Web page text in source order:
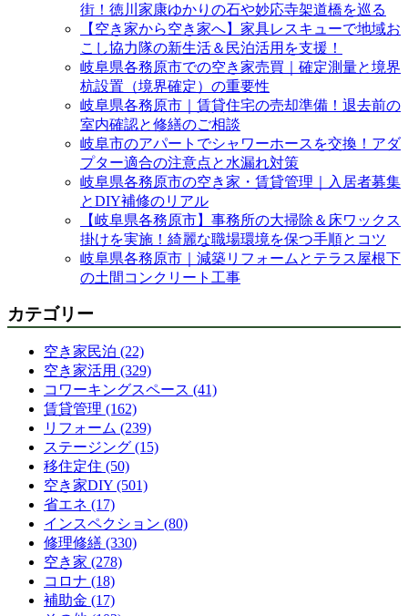
街！徳川家康ゆかりの石や妙応寺架道橋を巡る
【空き家から空き家へ】家具レスキューで地域お
こし協力隊の新生活＆民泊活用を支援！
岐阜県各務原市での空き家売買｜確定測量と境界
杭設置（境界確定）の重要性
岐阜県各務原市｜賃貸住宅の売却準備！退去前の
室内確認と修繕のご相談
岐阜市のアパートでシャワーホースを交換！アダ
プター適合の注意点と水漏れ対策
岐阜県各務原市の空き家・賃貸管理｜入居者募集
とDIY補修のリアル
【岐阜県各務原市】事務所の大掃除＆床ワックス
掛けを実施！綺麗な職場環境を保つ手順とコツ
岐阜県各務原市｜減築リフォームとテラス屋根下
の土間コンクリート工事
カテゴリー
空き家民泊 (22)
空き家活用 (329)
コワーキングスペース (41)
賃貸管理 (162)
リフォーム (239)
ステージング (15)
移住定住 (50)
空き家DIY (501)
省エネ (17)
インスペクション (80)
修理修繕 (330)
空き家 (278)
コロナ (18)
補助金 (17)